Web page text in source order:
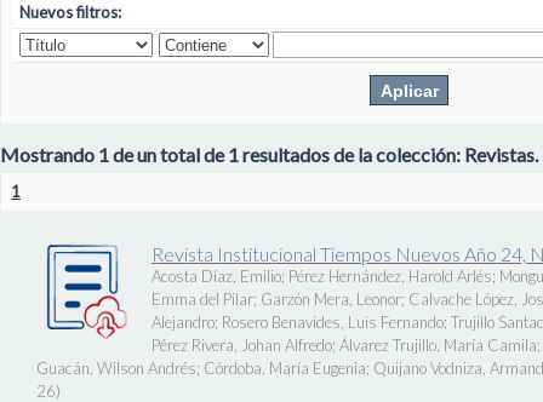
Nuevos filtros:
Mostrando 1 de un total de 1 resultados de la colección: Revistas.
1
Revista Institucional Tiempos Nuevos Año 24,
Acosta Díaz, Emilio; Pérez Hernández, Harold Arlés;
Emma del Pilar; Garzón Mera, Leonor; Calvache López,
Alejandro; Rosero Benavides, Luis Fernando; Trujillo
Pérez Rivera, Johan Alfredo; Álvarez Trujillo, María Camila;
Guacán, Wilson Andrés; Córdoba, María Eugenia; Quijano Vodniza,
26)